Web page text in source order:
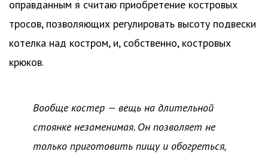
оправданным я считаю приобретение костровых
тросов, позволяющих регулировать высоту подвески
котелка над костром, и, собственно, костровых
крюков.
Вообще костер — вещь на длительной
стоянке незаменимая. Он позволяет не
только приготовить пищу и обогреться,